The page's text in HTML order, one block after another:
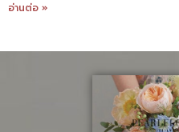
อ่านต่อ »